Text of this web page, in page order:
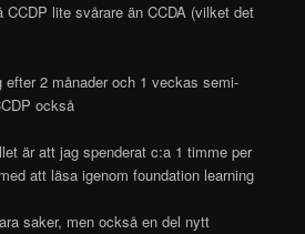
CCDP lite svårare än CCDA (vilket det
efter 2 månader och 1 veckas semi-
också
är att jag spenderat c:a 1 timme per
att läsa igenom foundation learning
saker, men också en del nytt